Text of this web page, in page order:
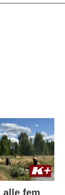
alle fem